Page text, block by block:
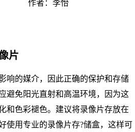
作者： 李怡
片
响的媒介，因此正确的保护和存储
避免阳光直射和高温环境，因为这
和色彩褪色。建议将录像片存放在
使用专业的录像片存?储盒，这样可